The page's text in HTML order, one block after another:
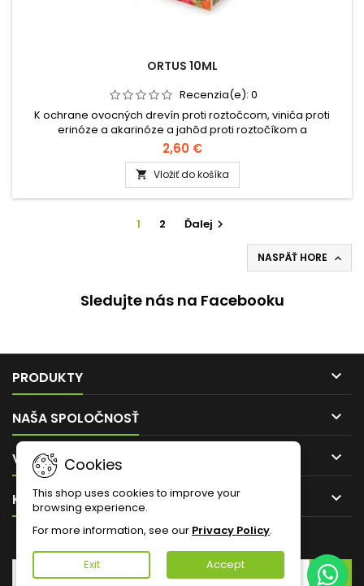
ORTUS 10ML
Recenzia(e): 0
K ochrane ovocných drevín proti roztočcom, viniča proti
erinóze a akarinóze a jahôd proti roztočíkom a
roztočcom.Balenie: 10 ml,
2,60 €
 Vložiť do košíka
1 2 Ďalej 
NASPÄŤ HORE 
Sledujte nás na Facebooku
PRODUKTY 
NAŠA SPOLOČNOSŤ 
VÁŠ ÚČET 
KONTAKT 
Cookies
This shop uses cookies to improve your
browsing experience.
For more information, see our Privacy Policy.
Exit Accept
ZASIELANIE NOVINIEK